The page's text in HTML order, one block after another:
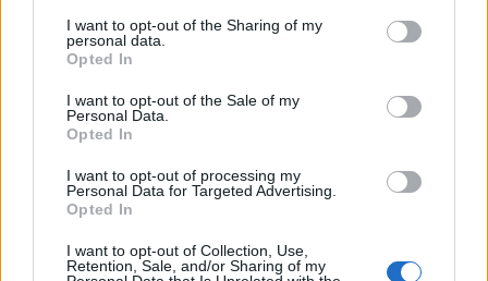
I want to opt-out of the Sharing of my
personal data.
Opted In
I want to opt-out of the Sale of my
Personal Data.
Opted In
I want to opt-out of processing my
Personal Data for Targeted Advertising.
Opted In
I want to opt-out of Collection, Use,
Retention, Sale, and/or Sharing of my
Medico accusato di violenza
sessuale, in rubrica le pazienti
salvate come “Bellissima mora” e
“Stupenda bionda”
diRedazione Milano